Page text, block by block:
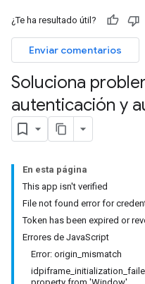
¿Te ha resultado útil?
Enviar comentarios
Soluciona
autenticación y
En esta página
This app isn't verified
File not found error for
Token has been expired or
Errores de JavaScript
Error: origin_mismatch